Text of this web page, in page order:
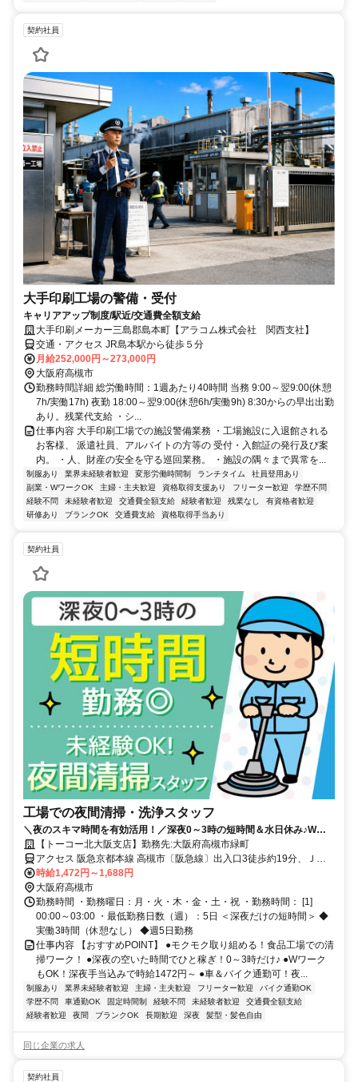
契約社員
大手印刷工場の警備・受付
キャリアアップ制度/駅近/交通費全額支給
大手印刷メーカー三島郡島本町【アラコム株式会社 関西支社】
交通・アクセス JR島本駅から徒歩５分
月給252,000円～273,000円
大阪府高槻市
勤務時間詳細 総労働時間：1週あたり40時間 当務 9:00～翌9:00(休憩
7h/実働17h) 夜勤 18:00～翌9:00(休憩6h/実働9h) 8:30からの早出出勤
あり。残業代支給 ・シ...
仕事内容 大手印刷工場での施設警備業務 ・工場施設に入退館される
お客様、 派遣社員、アルバイトの方等の 受付・入館証の発行及び案
内。 ・人、財産の安全を守る巡回業務。 ・施設の隅々まで異常を...
制服あり 業界未経験者歓迎 変形労働時間制 ランチタイム
社員登用あり
副業・WワークOK
主婦・主夫歓迎 資格取得支援あり フリーター歓迎
学歴不問
経験不問
未経験者歓迎 交通費全額支給 経験者歓迎 残業なし
有資格者歓迎
研修あり
ブランクOK 交通費支給 資格取得手当あり
契約社員
工場での夜間清掃・洗浄スタッフ
＼夜のスキマ時間を有効活用！／深夜0～3時の短時間＆水日休み♪Wワ
ークにもピッタリ◎かんたん清掃だから未経験でも安心！
【トーコー北大阪支店】勤務先:大阪府高槻市緑町
アクセス 阪急京都本線 高槻市〔阪急線〕出入口3徒歩約19分、ＪＲ
東海道本線 高槻〔ＪＲ〕南口徒歩約25分 阪急高槻市駅より徒歩20分
／車＆バイク通勤OK
時給1,472円～1,688円
大阪府高槻市
勤務時間 ・勤務曜日：月・火・木・金・土・祝 ・勤務時間： [1]
00:00～03:00 ・最低勤務日数（週）：5日 ＜深夜だけの短時間＞ ◆
実働3時間（休憩なし） ◆週5日勤務
仕事内容 【おすすめPOINT】 ●モクモク取り組める！食品工場での清
掃ワーク！ ●深夜の空いた時間でひと稼ぎ！0～3時だけ♪ ●Wワーク
もOK！深夜手当込みで時給1472円～ ●車＆バイク通勤可！夜...
制服あり 業界未経験者歓迎 主婦・主夫歓迎 フリーター歓迎
バイク通勤OK
学歴不問
車通勤OK 固定時間制 経験不問 未経験者歓迎
交通費全額支給
経験者歓迎
夜間 ブランクOK 長期歓迎 深夜 髪型・髪色自由
同じ企業の求人
契約社員